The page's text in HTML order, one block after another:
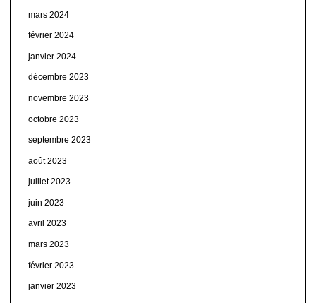
mars 2024
février 2024
janvier 2024
décembre 2023
novembre 2023
octobre 2023
septembre 2023
août 2023
juillet 2023
juin 2023
avril 2023
mars 2023
février 2023
janvier 2023